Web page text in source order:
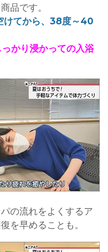
品です。
けてから、38度～40
かり浸かっての入浴
の流れをよくするア
を早めることも。